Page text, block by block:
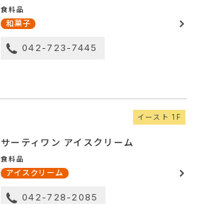
食料品
和菓子
042-723-7445
サーティワン アイスクリーム
食料品
アイスクリーム
イースト 1F
042-728-2085